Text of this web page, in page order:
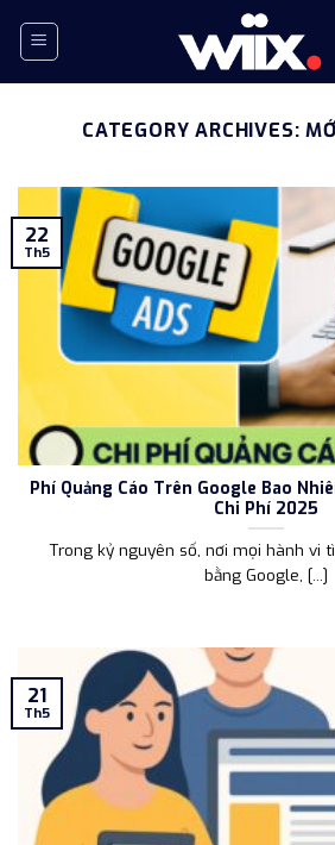
CATEGORY ARCHIVES:
Phí Quảng Cáo Trên Google Bao
Chi Phí 2025
Trong kỷ nguyên số, nơi mọi hành vi
bằng Google, [...]
22
Th5
21
Th5